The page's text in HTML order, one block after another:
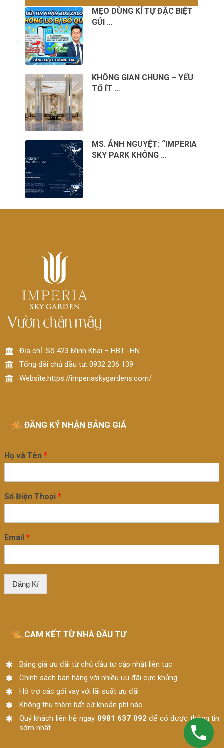
MẸO DÙNG KÍ TỰ ĐẶC BIỆT
GỬI …
KHÔNG GIAN CHUNG – YẾU
TỐ ÍT …
MS. ÁNH NGUYỆT: “IMPERIA
SKY PARK KHÔNG …
Địa chỉ: Số 423 Minh Khai – HBT -HN
Tổng đài chủ đầu tư: 0932 236 139
Website:https://imperiaskygardens.com/
ĐĂNG KÝ NHẬN BẢNG GIÁ
Họ và Tên *
Số Điện Thoại *
Email *
Đăng Kí
CAM KẾT TỪ NHÀ ĐẦU TƯ
Bảng giá ưu đãi từ chủ đầu tư cập nhật liên tục
Chính sách bán hàng với nhiều ưu đãi cực khủng
Hỗ trợ các gói vay với lãi suất ưu đãi
Không thu thêm bất cứ khoản phí nào
Quý khách liên hệ ngay 0981 637 092 để có được thông tin
sớm nhất